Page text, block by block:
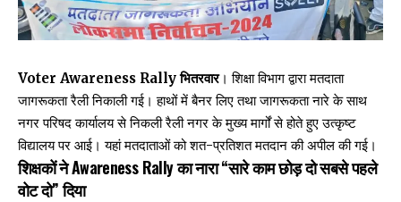
Voter Awareness Rally भितरवार। शिक्षा विभाग द्वारा मतदाता
जागरूकता रैली निकाली गई। हाथों में बैनर लिए तथा जागरूकता नारे के साथ
नगर परिषद कार्यालय से निकली रैली नगर के मुख्य मार्गों से होते हुए उत्कृष्ट
विद्यालय पर आई। यहां मतदाताओं को शत-प्रतिशत मतदान की अपील की गई।
शिक्षकों ने Awareness Rally का नारा “सारे काम छोड़ दो सबसे पहले
वोट दो” दिया